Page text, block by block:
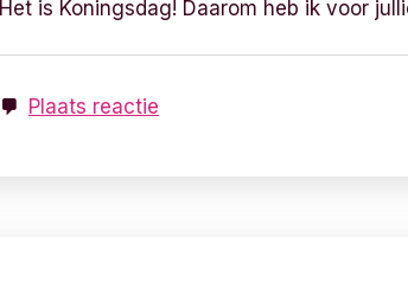
Het is Koningsdag! Daarom heb ik voor
Plaats reactie